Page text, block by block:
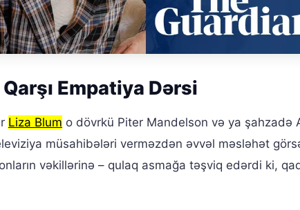
Empatiya Dərsi
Liza Blum o dövrkü Piter Mandelson və ya şahzadə
müsahibələri verməzdən əvvəl məsləhət
vəkillərinə – qulaq asmağa təşviq edərdi ki,